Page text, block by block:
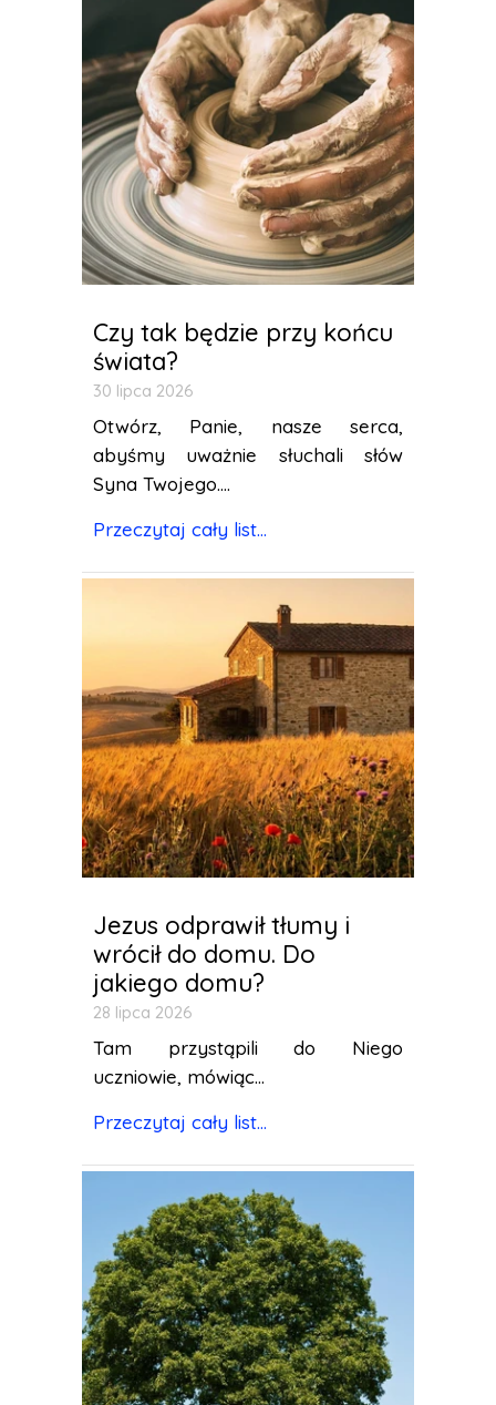
Czy tak będzie przy końcu
świata?
30 lipca 2026
Otwórz, Panie, nasze serca,
abyśmy uważnie słuchali słów
Syna Twojego....
Przeczytaj cały list...
Jezus odprawił tłumy i
wrócił do domu. Do
jakiego domu?
28 lipca 2026
Tam przystąpili do Niego
uczniowie, mówiąc...
Przeczytaj cały list...